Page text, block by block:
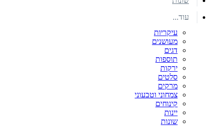
עוד...
עיקריות
מעושנים
דגים
תוספות
ירקות
סלטים
מרקים
צמחוני וטבעוני
קינוחים
יינות
שונות